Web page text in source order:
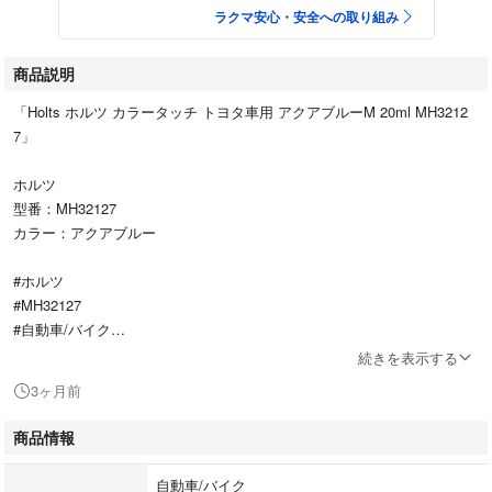
ラクマ安心・安全への取り組み
商品説明
「Holts ホルツ カラータッチ トヨタ車用 アクアブルーM 20ml MH3212
7」
ホルツ
型番：MH32127
カラー：アクアブルー
#ホルツ
#MH32127
#自動車/バイク
続きを表示する
3ヶ月前
商品情報
自動車/バイク